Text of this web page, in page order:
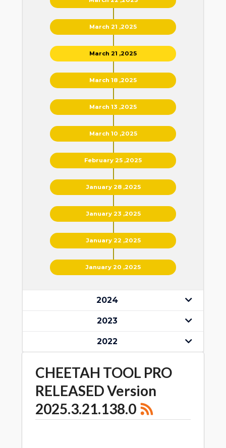
March 21 ,2025
March 21 ,2025
March 18 ,2025
March 13 ,2025
March 10 ,2025
February 25 ,2025
January 28 ,2025
January 23 ,2025
January 22 ,2025
January 20 ,2025
2024
2023
2022
CHEETAH TOOL PRO
RELEASED Version
2025.3.21.138.0